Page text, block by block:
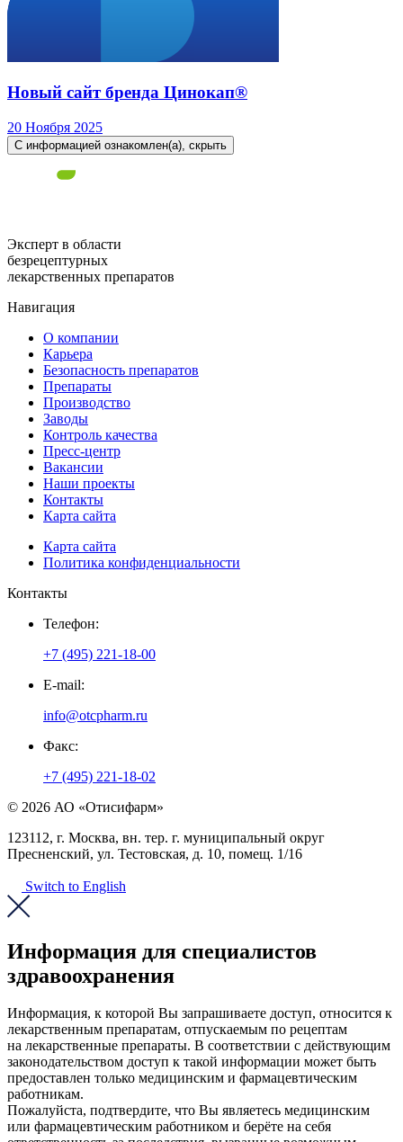
Новый сайт бренда Цинокап®
20 Ноября 2025
С информацией ознакомлен(а), скрыть
Эксперт в области
безрецептурных
лекарственных препаратов
Навигация
О компании
Карьера
Безопасность препаратов
Препараты
Производство
Заводы
Контроль качества
Пресс-центр
Вакансии
Наши проекты
Контакты
Карта сайта
Карта сайта
Политика конфиденциальности
Контакты
Телефон:
+7 (495) 221-18-00
E-mail:
info@otcpharm.ru
Факс:
+7 (495) 221-18-02
© 2026 АО «Отисифарм»
123112, г. Москва, вн. тер. г. муниципальный округ
Пресненский, ул. Тестовская, д. 10, помещ. 1/16
Switch to English
Информация для специалистов
здравоохранения
Информация, к которой Вы запрашиваете доступ, относится к
лекарственным препаратам, отпускаемым по рецептам
на лекарственные препараты. В соответствии с действующим
законодательством доступ к такой информации может быть
предоставлен только медицинским и фармацевтическим
работникам.
Пожалуйста, подтвердите, что Вы являетесь медицинским
или фармацевтическим работником и берёте на себя